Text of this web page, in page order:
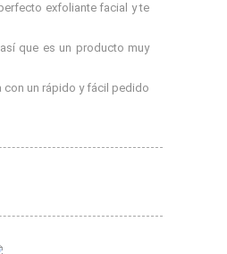
exfoliante facial y te
que es un producto muy
con un rápido y fácil pedido